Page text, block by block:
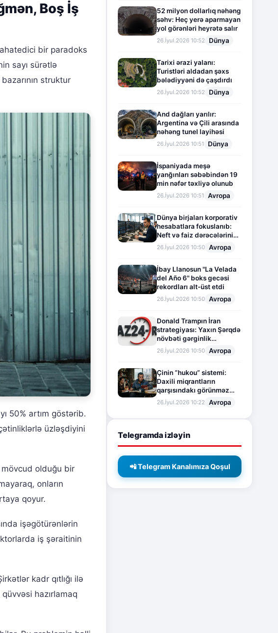
Boş İş
bir paradoks
sayı sürətlə
struktur
50% artım göstərib.
üzləşdiyini
olduğu bir
onların
qoyur.
işəgötürənlərin
iş şəraitinin
kadr qıtlığı ilə
hazırlamaq
52 milyon dollarlıq nəhəng
səhv: Heç yerə aparmayan
yol görənləri heyrətə salır
26.İyul.2026 10:52 Dünya
Tarixi ərazi yalanı:
Turistləri aldadan şəxs
bələdiyyəni də çaşdırdı
26.İyul.2026 10:52 Dünya
And dağları yarılır:
Argentina və Çili arasında
nəhəng tunel layihəsi
26.İyul.2026 10:51 Dünya
İspaniyada meşə
yanğınları səbəbindən 19
min nəfər təxliyə olunub
26.İyul.2026 10:51 Avropa
Dünya birjaları korporativ
hesabatlara fokuslanıb:
Neft və faiz dərəcələrinin
təsiri altında cari vəziyyət
26.İyul.2026 10:50 Avropa
İbay Llanosun "La Velada
del Año 6" boks gecəsi
rekordları alt-üst etdi
26.İyul.2026 10:50 Avropa
Donald Trampın İran
strategiyası: Yaxın Şərqdə
növbəti gərginlik
mərhələsi
26.İyul.2026 10:50 Avropa
Çinin “hukou” sistemi:
Daxili miqrantların
qarşısındakı görünməz
sədd
26.İyul.2026 10:22 Avropa
Telegramda izləyin
📲 Telegram Kanalımıza Qoşul